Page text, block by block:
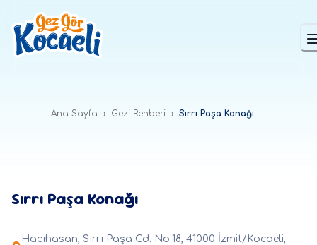
Ana Sayfa › Gezi Rehberi › Sırrı Paşa Konağı
Sırrı Paşa Konağı
Hacıhasan, Sırrı Paşa Cd. No:18, 41000 İzmit/Kocaeli,